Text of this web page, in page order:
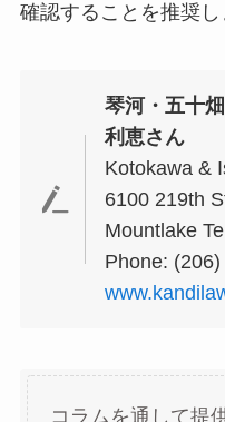
確認することを推奨し
琴河・五十
利恵さん
Kotokawa &
6100 219th
Mountlake
Phone:
コラムを通して提